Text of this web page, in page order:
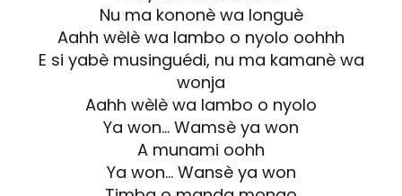
Nu ma kononè wa longuè
Aahh wèlè wa lambo o nyolo oohhh
E si yabè musinguédi, nu ma kamanè wa
wonja
Aahh wèlè wa lambo o nyolo
Ya won… Wamsè ya won
A munami oohh
Ya won… Wansè ya won